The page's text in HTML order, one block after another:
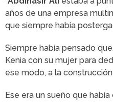
años de una empresa
que siempre había
Siempre había pensado
Kenia con su mujer para
ese modo, a la
Ese era un sueño que